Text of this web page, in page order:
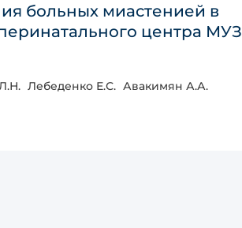
больных миастенией в
центра МУЗ
Лебеденко Е.С. Авакимян А.А.